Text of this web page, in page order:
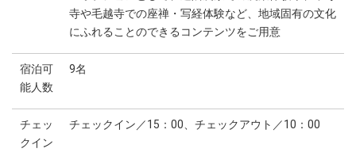
寺や毛越寺での座禅・写経体験など、地域固有の文化
にふれることのできるコンテンツをご用意
宿泊可
能人数
9名
チェッ
クイン
チェックイン／15：00、チェックアウト／10：00